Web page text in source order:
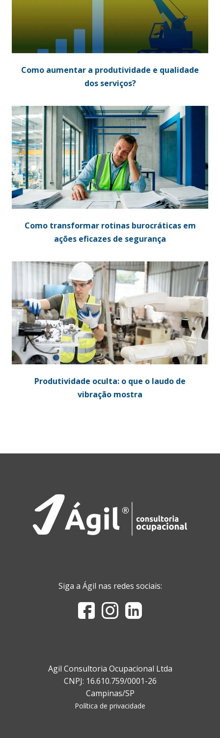
Como aumentar a produtividade e qualidade
dos serviços?
Como transformar rotinas burocráticas em
ações eficazes de segurança
Produtividade oculta: o que o laudo de
vibração mostra
Siga a Ágil nas redes sociais:
Agil Consultoria Ocupacional Ltda
CNPJ: 16.610.759/0001-26
Campinas/SP
Política de privacidade